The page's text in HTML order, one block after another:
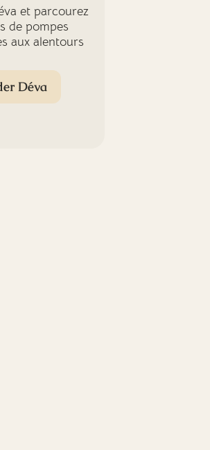
et parcourez
de pompes
aux alentours
Déva